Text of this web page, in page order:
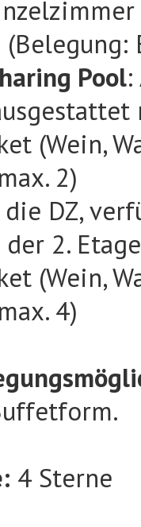
Pool
(Wein,
2)
die DZ,
2.
(Wein,
4)
4 Sterne